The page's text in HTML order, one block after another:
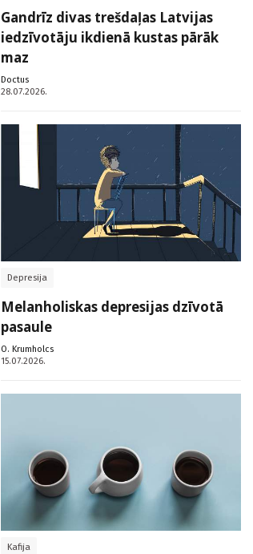
Gandrīz divas trešdaļas Latvijas
iedzīvotāju ikdienā kustas pārāk
maz
Doctus
28.07.2026.
Depresija
Melanholiskas depresijas dzīvotā
pasaule
O. Krumholcs
15.07.2026.
Kafija